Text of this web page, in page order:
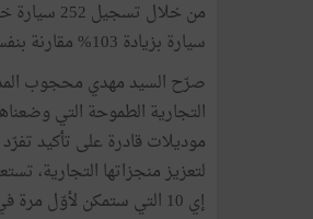
سيارة بزيادة 103% مقارنة بنفس الفترة من سنة 2018 لتتمكّن من حصة 11،43 % من سوق السيارات الخاصة.
صرّح السيد مهدي محجوب
موديلات قادرة على تأكيد
لتعزيز منجزاتها التجارية،
إي 10 التي ستمكن لأوّل مرة في تونس من طرح سيارة بناقل سرعة آلي ضمن السيارات الشعبية.